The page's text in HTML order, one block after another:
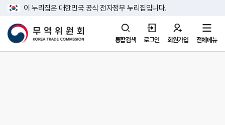
이 누리집은 대한민국 공식 전자정부 누리집입니다.
통합검색 로그인 회원가입 전체메뉴